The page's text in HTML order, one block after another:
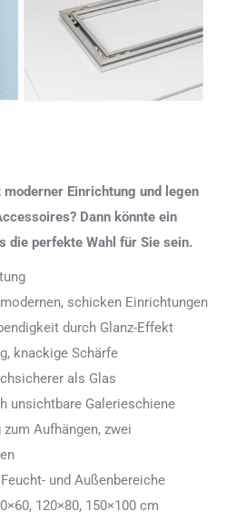
Einrichtung und legen
Dann könnte ein
die perfekte Wahl für Sie sein.
schicken Einrichtungen
durch Glanz-Effekt
knackige Schärfe
als Glas
unsichtbare Galerieschiene
Aufhängen, zwei
und Außenbereiche
120×80, 150×100 cm